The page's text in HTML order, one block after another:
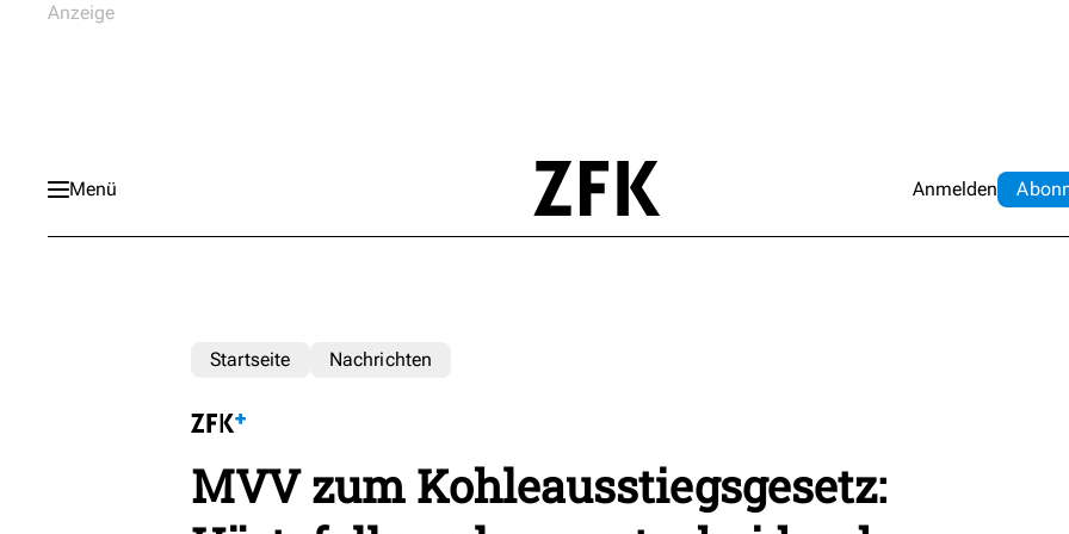
Menü Anmelden Abo
Startseite Nachrichten
MVV zum Kohleausstiegsgesetz: